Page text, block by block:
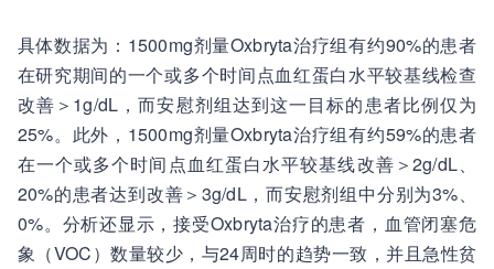
具体数据为：1500mg剂量Oxbryta治疗组有约90%的患者
在研究期间的一个或多个时间点血红蛋白水平较基线检查
改善＞1g/dL，而安慰剂组达到这一目标的患者比例仅为
25%。此外，1500mg剂量Oxbryta治疗组有约59%的患者
在一个或多个时间点血红蛋白水平较基线改善＞2g/dL、
20%的患者达到改善＞3g/dL，而安慰剂组中分别为3%、
0%。分析还显示，接受Oxbryta治疗的患者，血管闭塞危
象（VOC）数量较少，与24周时的趋势一致，并且急性贫